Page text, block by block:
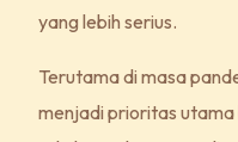
yang lebih serius.
Terutama di masa
menjadi prioritas